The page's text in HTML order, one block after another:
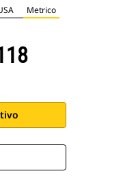
Metrico